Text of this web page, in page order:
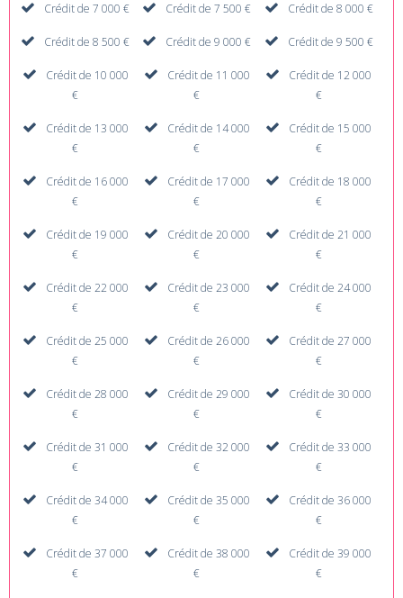
Crédit de 7 000 € Crédit de 7 500 € Crédit de 8 000 €
Crédit de 8 500 € Crédit de 9 000 € Crédit de 9 500 €
Crédit de 10 000
€
Crédit de 11 000
€
Crédit de 12 000
€
Crédit de 13 000
€
Crédit de 14 000
€
Crédit de 15 000
€
Crédit de 16 000
€
Crédit de 17 000
€
Crédit de 18 000
€
Crédit de 19 000
€
Crédit de 20 000
€
Crédit de 21 000
€
Crédit de 22 000
€
Crédit de 23 000
€
Crédit de 24 000
€
Crédit de 25 000
€
Crédit de 26 000
€
Crédit de 27 000
€
Crédit de 28 000
€
Crédit de 29 000
€
Crédit de 30 000
€
Crédit de 31 000
€
Crédit de 32 000
€
Crédit de 33 000
€
Crédit de 34 000
€
Crédit de 35 000
€
Crédit de 36 000
€
Crédit de 37 000
€
Crédit de 38 000
€
Crédit de 39 000
€